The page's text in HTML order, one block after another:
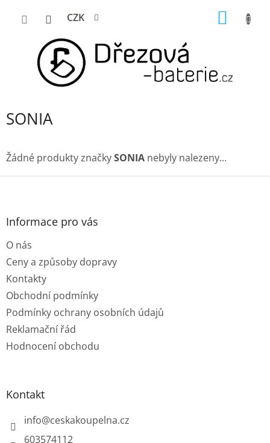
CZK
SONIA
Žádné produkty značkySONIA nebyly nalezeny...
Z
Informace pro vás
O nás
Ceny a způsoby dopravy
Kontakty
Obchodní podmínky
Podmínky ochrany osobních údajů
Reklamační řád
Hodnocení obchodu
Kontakt
info@ceskakoupelna.cz
603574112